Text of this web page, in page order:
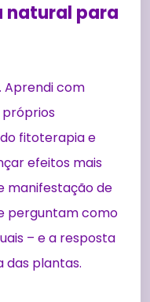
natural para
Aprendi com
próprios
fitoterapia e
efeitos mais
manifestação de
perguntam como
– e a resposta
plantas.